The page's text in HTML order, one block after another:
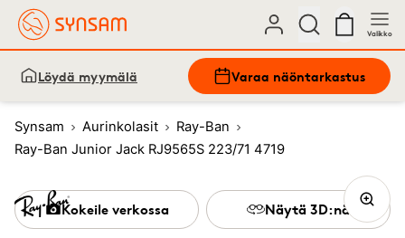
Valikko
Löydä myymälä Varaa näöntarkastus
Synsam Aurinkolasit
Ray-Ban
Ray-Ban Junior Jack RJ9565S 223/71 4719
Kokeile verkossa Näytä 3D:nä